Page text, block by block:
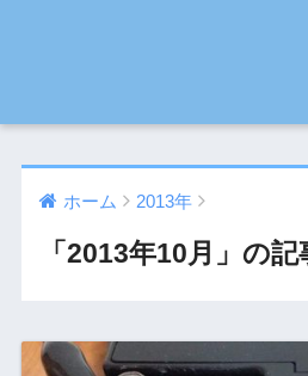
ホーム 2013年
「2013年10月」の